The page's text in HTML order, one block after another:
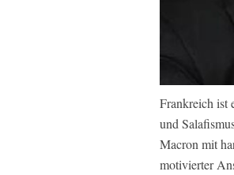
Frankreich ist
und
Macron mit
motivierter